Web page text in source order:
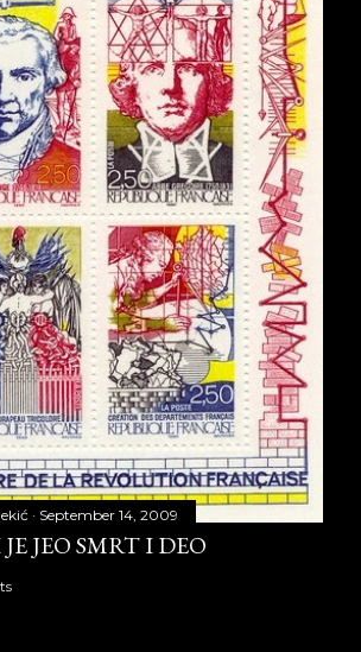
September 14, 2009
JEO SMRT I DEO